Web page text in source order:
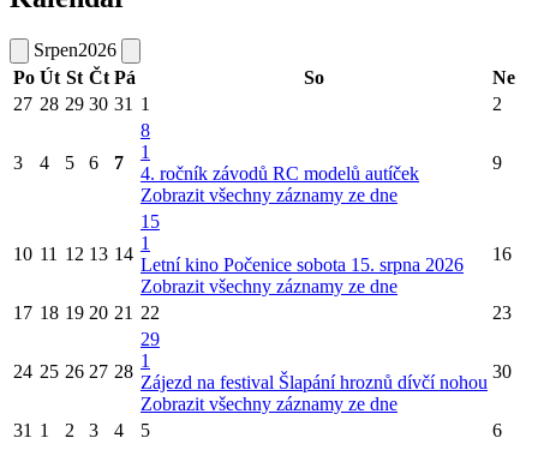
Srpen2026
Po Út St Čt Pá So
Ne
27 28 29 30 31 1 2
3 4 5 6 7
8
1
4. ročník závodů RC modelů autíček
Zobrazit všechny záznamy ze dne
9
10 11 12 13 14
15
1
Letní kino Počenice sobota 15. srpna 2026
Zobrazit všechny záznamy ze dne
16
17 18 19 20 21 22 23
24 25 26 27 28
29
1
Zájezd na festival Šlapání hroznů dívčí nohou
Zobrazit všechny záznamy ze dne
30
31 1 2 3 4 5 6